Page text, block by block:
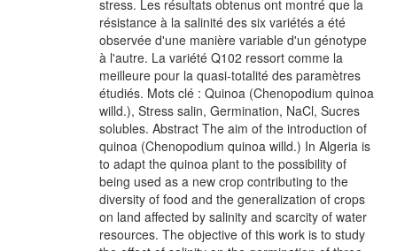
stress. Les résultats obtenus ont montré que la
résistance à la salinité des six variétés a été
observée d'une manière variable d'un génotype
à l'autre. La variété Q102 ressort comme la
meilleure pour la quasi-totalité des paramètres
étudiés. Mots clé : Quinoa (Chenopodium quinoa
willd.), Stress salin, Germination, NaCl, Sucres
solubles. Abstract The aim of the introduction of
quinoa (Chenopodium quinoa willd.) In Algeria is
to adapt the quinoa plant to the possibility of
being used as a new crop contributing to the
diversity of food and the generalization of crops
on land affected by salinity and scarcity of water
resources. The objective of this work is to study